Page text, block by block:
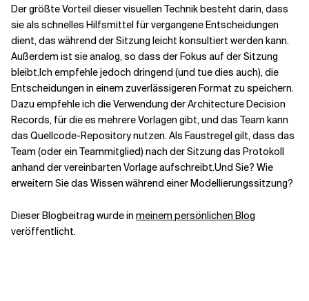
Der größte Vorteil dieser visuellen Technik besteht darin, dass
sie als schnelles Hilfsmittel für vergangene Entscheidungen
dient, das während der Sitzung leicht konsultiert werden kann.
Außerdem ist sie analog, so dass der Fokus auf der Sitzung
bleibt.Ich empfehle jedoch dringend (und tue dies auch), die
Entscheidungen in einem zuverlässigeren Format zu speichern.
Dazu empfehle ich die Verwendung derArchitecture Decision
Records, für die es mehrere Vorlagen gibt, und das Team kann
das Quellcode-Repository nutzen. Als Faustregel gilt, dass das
Team (oder ein Teammitglied) nach der Sitzung das Protokoll
anhand der vereinbarten Vorlage aufschreibt.Und Sie? Wie
erweitern Sie das Wissen während einer Modellierungssitzung?
Dieser Blogbeitrag wurde in meinem persönlichen Blog
veröffentlicht.